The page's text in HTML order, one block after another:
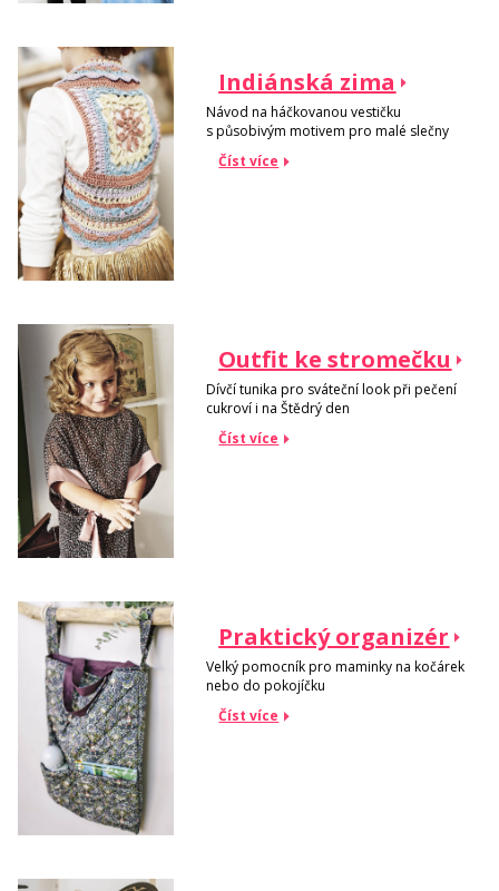
Indiánská zima
Návod na háčkovanou vestičku
s působivým motivem pro malé slečny
Číst více
Outfit ke stromečku
Dívčí tunika pro sváteční look při pečení
cukroví i na Štědrý den
Číst více
Praktický organizér
Velký pomocník pro maminky na kočárek
nebo do pokojíčku
Číst více